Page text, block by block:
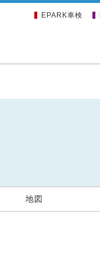
EPARK車検
地図